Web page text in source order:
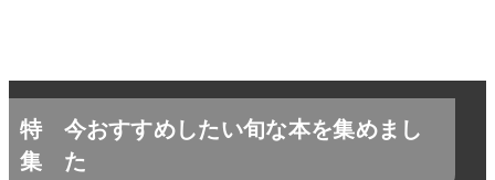
特
集
今おすすめしたい旬な本を集めまし
た